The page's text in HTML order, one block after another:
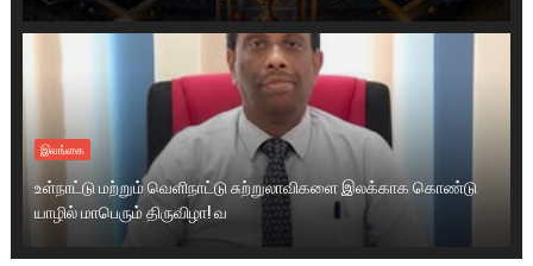
இலங்கை
உள்நாட்டு மற்றும் வெளிநாட்டு சுற்றுலாவிகளை இலக்காக கொண்டு
யாழில் மாபெரும் திருவிழா! வ